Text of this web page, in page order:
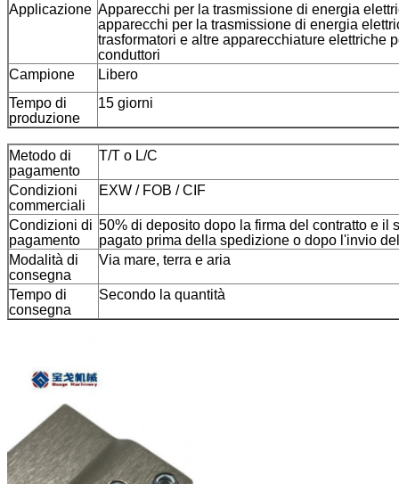
Applicazione Apparecchi per la trasmissione di energia
apparecchi per la trasmissione di energia
trasformatori e altre apparecchiature elettriche
conduttori
Campione
Libero
Tempo di
produzione
15 giorni
Metodo di
pagamento
T/T o L/C
Condizioni
commerciali
EXW / FOB / CIF
Condizioni di
pagamento
50% di deposito dopo la firma del contratto e il
pagato prima della spedizione o dopo l'invio
Modalità di
consegna
Via mare, terra e aria
Tempo di
consegna
Secondo la quantità